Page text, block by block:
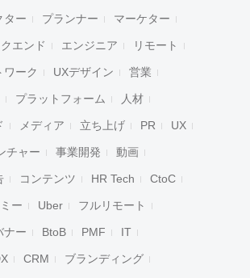
ター プランナー マーケター
エンド エンジニア リモート
ワーク UXデザイン 営業
プラットフォーム 人材
メディア 立ち上げ PR UX
チャー 事業開発 動画
コンテンツ HR Tech CtoC
ー Uber フルリモート
ナー BtoB PMF IT
CRM ブランディング